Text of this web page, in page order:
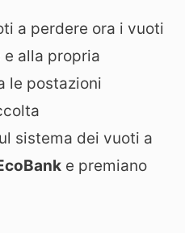
a perdere ora i vuoti
e alla propria
le postazioni
sistema dei vuoti a
e premiano